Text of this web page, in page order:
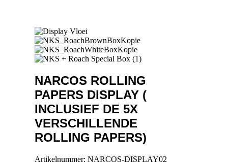
NARCOS ROLLING
PAPERS DISPLAY (
INCLUSIEF DE 5X
VERSCHILLENDE
ROLLING PAPERS)
Artikelnummer:NARCOS-DISPLAY02